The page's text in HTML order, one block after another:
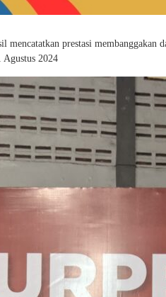
mencatatkan prestasi
Agustus 2024